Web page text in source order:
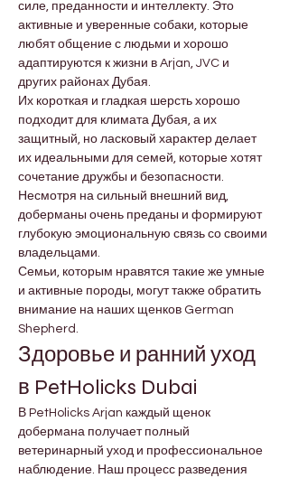
силе, преданности и интеллекту. Это
активные и уверенные собаки, которые
любят общение с людьми и хорошо
адаптируются к жизни в Arjan, JVC и
других районах Дубая.
Их короткая и гладкая шерсть хорошо
подходит для климата Дубая, а их
защитный, но ласковый характер делает
их идеальными для семей, которые хотят
сочетание дружбы и безопасности.
Несмотря на сильный внешний вид,
доберманы очень преданы и формируют
глубокую эмоциональную связь со своими
владельцами.
Семьи, которым нравятся такие же умные
и активные породы, могут также обратить
внимание на наших щенков German
Shepherd.
Здоровье и ранний уход
в PetHolicks Dubai
В PetHolicks Arjan каждый щенок
добермана получает полный
ветеринарный уход и профессиональное
наблюдение. Наш процесс разведения